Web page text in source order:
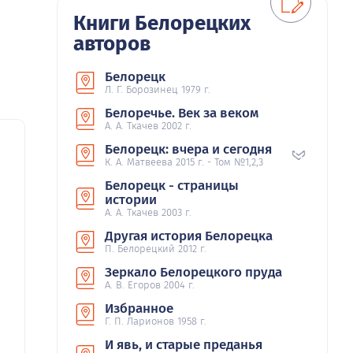
Книги Белорецких
авторов
Белорецк
Л. Г. Борозинец 1979 г.
Белоречье. Век за веком
А. А. Ткачев 2002 г.
Белорецк: вчера и сегодня
К. А. Матвеева 2015 г. - Том №1,2,3
Белорецк - страницы
истории
А. А. Ткачев 2003 г.
Другая история Белорецка
П. Белорецкий 2012 г.
Зеркало Белорецкого пруда
А. В. Егоров 2004 г.
Избранное
Г. П. Ларионов 1958 г.
И явь, и старые преданья